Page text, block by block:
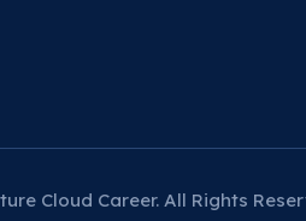
Cloud Career. All Rights